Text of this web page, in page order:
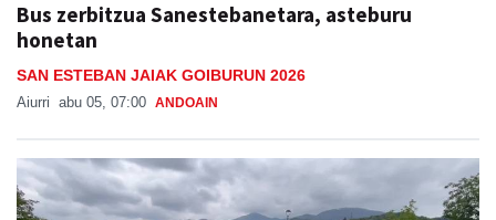
Bus zerbitzua Sanestebanetara, asteburu
honetan
SAN ESTEBAN JAIAK GOIBURUN 2026
Aiurri abu 05, 07:00 ANDOAIN